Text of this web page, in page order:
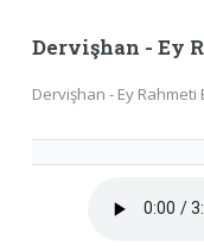
Dervişhan - Ey
Dervişhan - Ey